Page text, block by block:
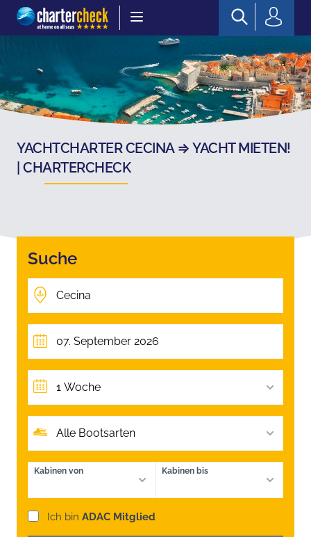
Chartercheck
YACHTCHARTER CECINA ⇒ YACHT MIETEN!
| CHARTERCHECK
Suche
1 Woche
Alle Bootsarten
Kabinen von Kabinen bis
Ich bin ADAC Mitglied